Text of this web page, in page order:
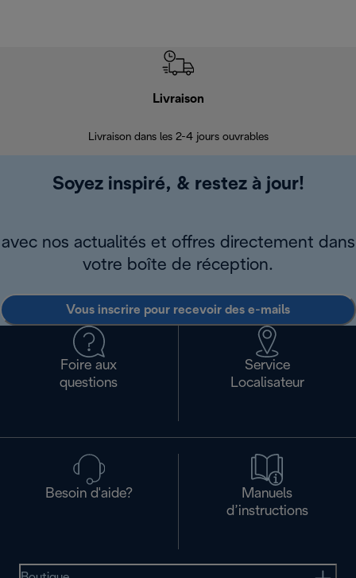
Livraison
Livraison dans les 2-4 jours ouvrables
Soyez inspiré, & restez à jour!
avec nos actualités et offres directement dans
votre boîte de réception.
Vous inscrire pour recevoir des e-mails
Foire aux
questions
Service
Localisateur
Besoin d'aide?
Manuels
d’instructions